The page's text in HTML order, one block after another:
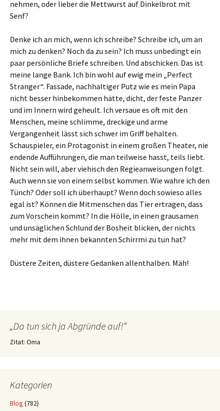
nehmen, oder lieber die Mettwurst auf Dinkelbrot mit
Senf?
Denke ich an mich, wenn ich schreibe? Schreibe ich, um an
mich zu denken? Noch da zu sein? Ich muss unbedingt ein
paar persönliche Briefe schreiben. Und abschicken. Das ist
meine lange Bank. Ich bin wohl auf ewig mein „Perfect
Stranger“. Fassade, nachhaltiger Putz wie es mein Papa
nicht besser hinbekommen hätte, dicht, der feste Panzer
und im Innern wird geheult. Ich versaue es oft mit den
Menschen, meine schlimme, dreckige und arme
Vergangenheit lässt sich schwer im Griff behalten.
Schauspieler, ein Protagonist in einem großen Theater, nie
endende Aufführungen, die man teilweise hasst, teils liebt.
Nicht sein will, aber viehisch den Regieanweisungen folgt.
Auch wenn sie von einem selbst kommen. Wie wahre ich den
Tünch? Oder soll ich überhaupt? Wenn doch sowieso alles
egal ist? Können die Mitmenschen das Tier ertragen, dass
zum Vorschein kommt? In die Hölle, in einen grausamen
und unsäglichen Schlund der Bosheit blicken, der nichts
mehr mit dem ihnen bekannten Schirrmi zu tun hat?
Düstere Zeiten, düstere Gedanken allenthalben. Mäh!
„Da tun sich ja Abgründe auf!“
Zitat: Oma
Kategorien
Blog (782)